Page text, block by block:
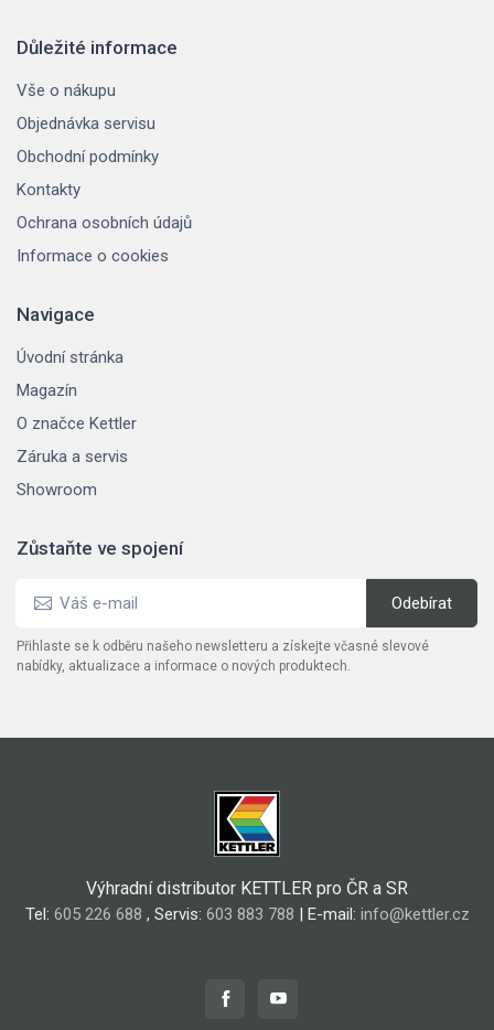
Důležité informace
Vše o nákupu
Objednávka servisu
Obchodní podmínky
Kontakty
Ochrana osobních údajů
Informace o cookies
Navigace
Úvodní stránka
Magazín
O značce Kettler
Záruka a servis
Showroom
Zůstaňte ve spojení
Přihlaste se k odběru našeho newsletteru a získejte včasné slevové
nabídky, aktualizace a informace o nových produktech.
Výhradní distributor KETTLER pro ČR a SR
Tel: 605 226 688 , Servis: 603 883 788 | E-mail: info@kettler.cz